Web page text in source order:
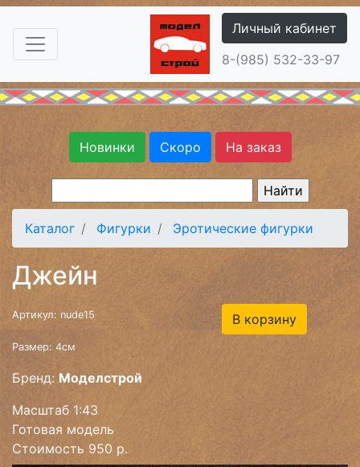
Личный кабинет
8-(985) 532-33-97
Новинки Скоро На заказ
Каталог Фигурки Эротические фигурки
Джейн
Артикул: nude15
Размер: 4см
Бренд:Моделстрой
Масштаб 1:43
Готовая модель
Стоимость 950 р.
В корзину